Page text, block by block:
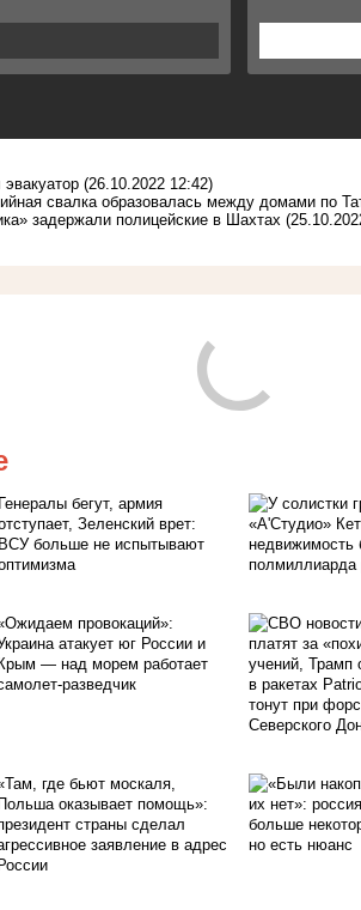
(26.10.2022 12:42)
свалка образовалась между домами по
задержали полицейские в Шахтах
Генералы бегут, армия
Зеленский врет:
ВСУ больше не испытывают
провокаций»:
атакует юг России и
Крым — над морем работает
разведчик
где бьют москаля,
Польша оказывает помощь»:
страны сделал
заявление в адрес
России